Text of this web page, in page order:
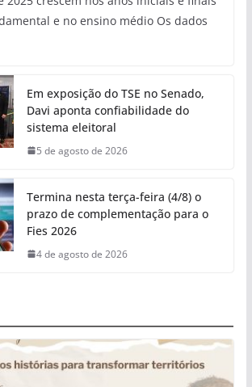
e no ensino médio Os dados
Em exposição do TSE no Senado,
Davi aponta confiabilidade do
sistema eleitoral
5 de agosto de 2026
Termina nesta terça-feira (4/8) o
prazo de complementação para o
Fies 2026
4 de agosto de 2026